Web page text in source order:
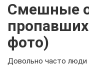
Смешные
фото)
Довольно часто люди